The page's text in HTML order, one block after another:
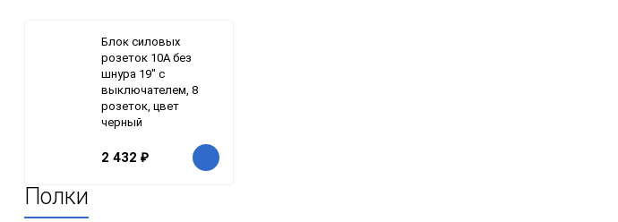
Блок силовых
розеток 10А без
шнура 19" с
выключателем, 8
розеток, цвет
черный
2 432 ₽
Полки